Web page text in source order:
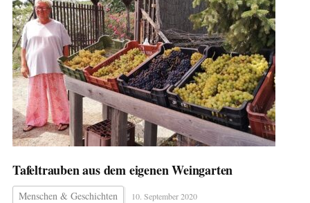
Tafeltrauben aus dem eigenen Weingarten
Menschen & Geschichten 10. September 2020